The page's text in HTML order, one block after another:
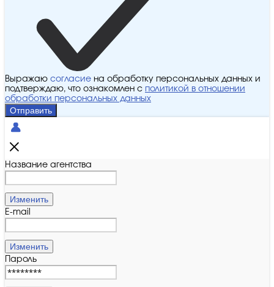
Выражаю согласие на обработку персональных данных и
подтверждаю, что ознакомлен с политикой в отношении
обработки персональных данных
Отправить
Название агентства
Изменить
E-mail
Изменить
Пароль